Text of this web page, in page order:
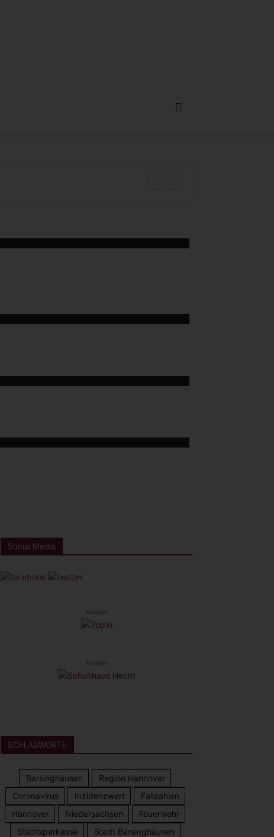
Social Media
- Anzeige -
- Anzeige -
SCHLAGWORTE
Barsinghausen
Region Hannover
Coronavirus
Inzidenzwert
Fallzahlen
Hannover
Niedersachsen
Feuerwehr
Stadtsparkasse
Stadt Barsinghausen